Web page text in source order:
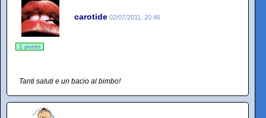
carotide 02/07/2011, 20:46
1 punto
Tanti saluti e un bacio al bimbo!